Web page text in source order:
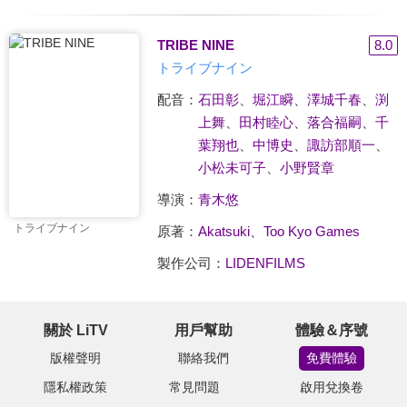
トライブナイン
TRIBE NINE
8.0
トライブナイン
配音： 石田彰、 堀江瞬、 澤城千春
渕
上舞、 田村睦心、 落合福嗣
千
葉翔也、 中博史 諏訪部順一
小松未可子、 小野賢章
導演： 青木悠
原著： Akatsuki、 Too Kyo Games
製作公司： LIDENFILMS
關於 LiTV
版權聲明
隱私權政策
用戶幫助
聯絡我們
常見問題
體驗＆序號
免費體驗
啟用兌換卷